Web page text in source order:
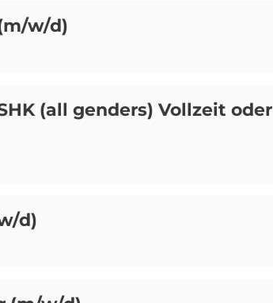
w/d)
(all genders) Vollzeit oder
d)